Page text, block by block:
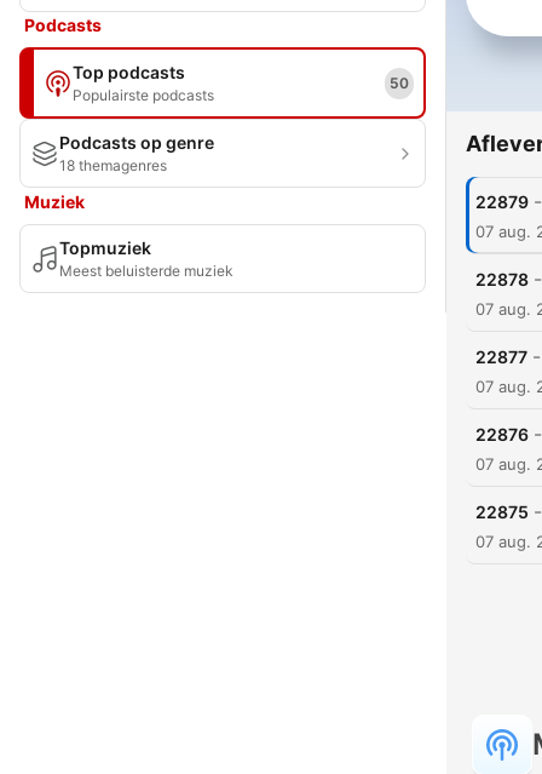
Podcasts
Top podcasts
Populairste podcasts
50
Podcasts op genre
18 themagenres
Muziek
Topmuziek
Meest beluisterde muziek
22879 -
07 aug.
22878 -
07 aug.
22877 -
07 aug.
22876 -
07 aug.
22875 -
07 aug.